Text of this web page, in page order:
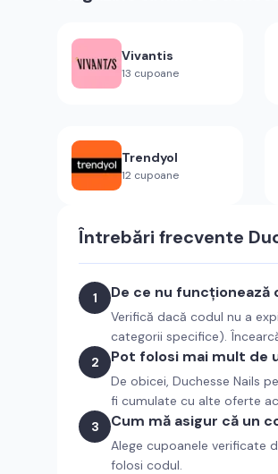
Vivantis
13 cupoane
Trendyol
12 cupoane
Întrebări frecvente
1 De ce nu funcționează
Verifică dacă codul nu a
categorii specifice).
2
Pot folosi mai mult de
De obicei, Duchesse Nails
fi cumulate cu alte oferte
3
Cum mă asigur că un
Alege cupoanele verificate
folosi codul.